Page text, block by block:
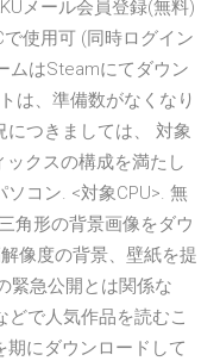
メール会員登録(無料)
使用可 (同時ログイン
はSteamにてダウン
は、準備数がなくなり
につきましては、 対象
クスの構成を満たし
コン. <対象CPU>. 無
角形の背景画像をダウ
像度の背景、壁紙を提
緊急公開とは関係な
どで人気作品を読むこ
期にダウンロードして